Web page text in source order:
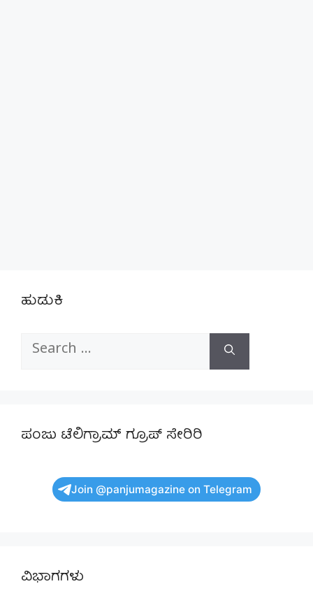
ಹುಡುಕಿ
Search
ಪಂಜು ಟೆಲಿಗ್ರಾಮ್ ಗ್ರೂಪ್ ಸೇರಿರಿ
Join @panjumagazine on Telegram
ವಿಭಾಗಗಳು